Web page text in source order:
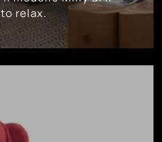
relax.